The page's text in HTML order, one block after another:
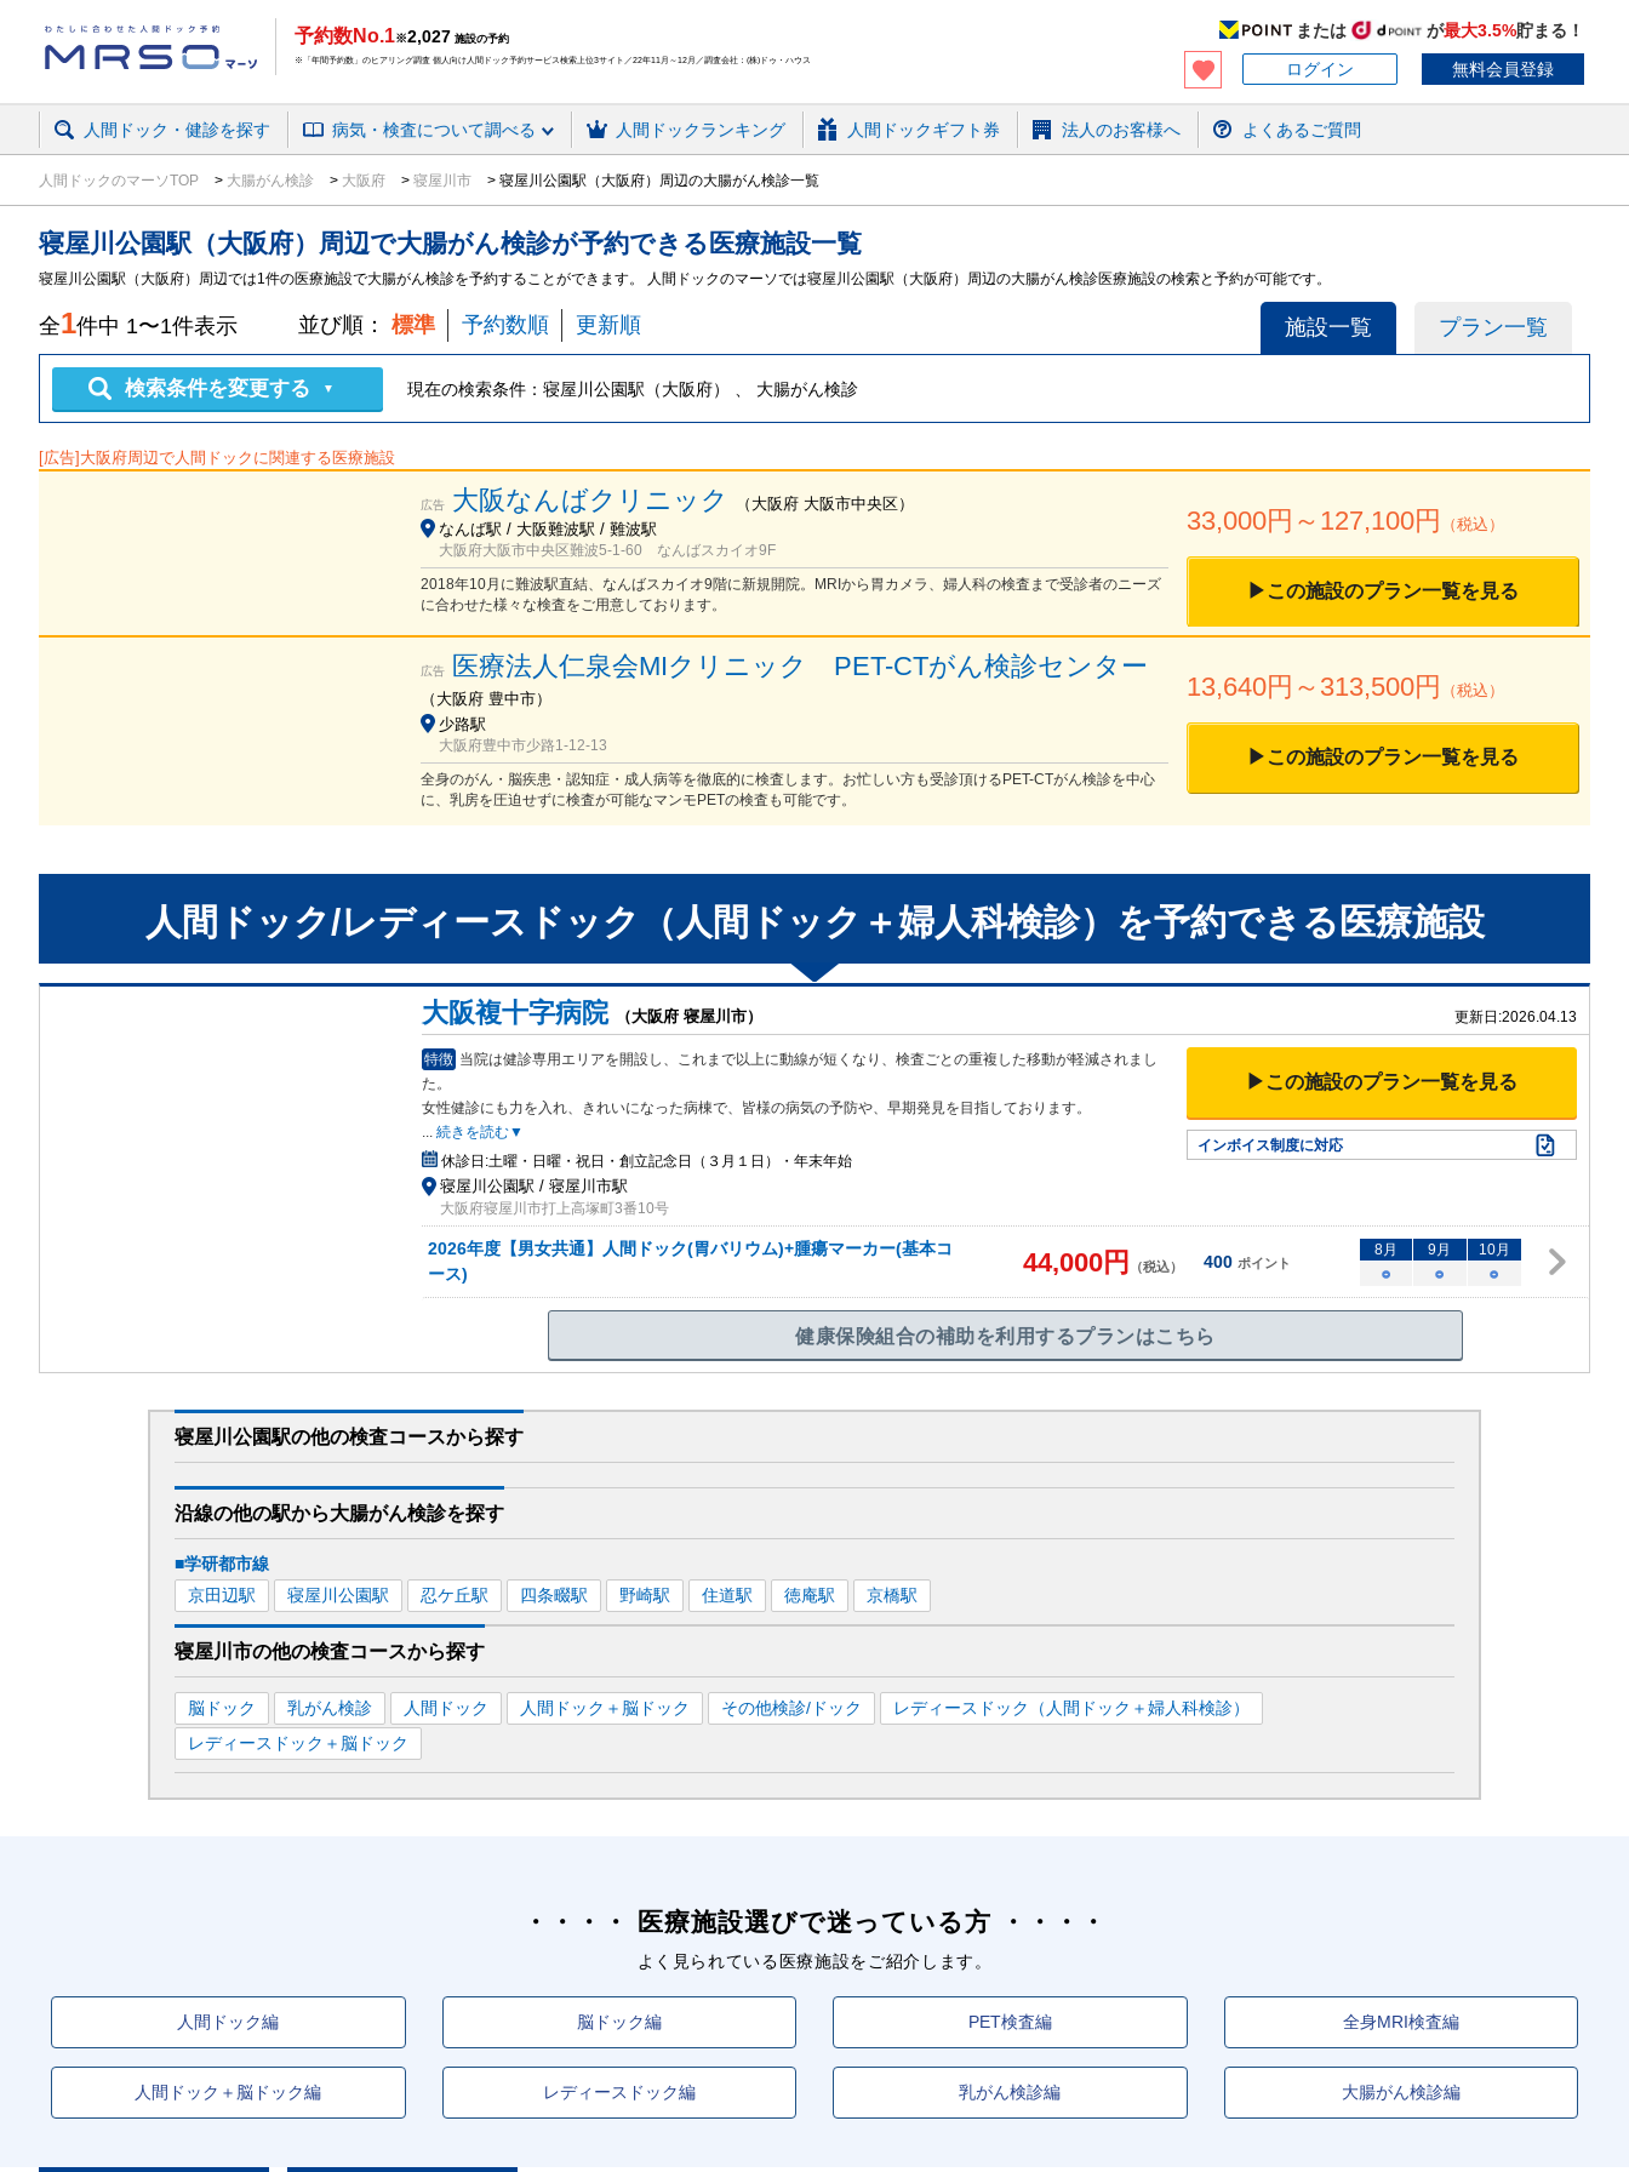
予約数No.1※2,027 施設の予約
※「年間予約数」のヒアリング調査 個人向け人間ドック予約サービス検索上位3サイト／22年11月～12月／調査会社：(株)ドゥ・ハウス
または が最大3.5%貯まる！
ログイン
無料会員登録
人間ドック・健診を探す 病気・検査について調べる 人間ドックランキング 人間ドックギフト券 法人のお客様へ よくあるご質問
人間ドックのマーソTOP 大腸がん検診 大阪府 寝屋川市 寝屋川公園駅（大阪府）周辺の大腸がん検診一覧
寝屋川公園駅（大阪府）周辺で大腸がん検診が予約できる 医療施設一覧
寝屋川公園駅（大阪府）周辺では1件の医療施設で大腸がん検診を予約することができます。 人間ドックのマーソでは寝屋川公園駅（大阪府）周辺の大腸がん検診医療施設の検索と予約が可能です。
施設一覧 プラン一覧
全1件中 1〜1件表示 並び順： 標準 予約数順 更新順
検索条件を変更する ▼ 現在の検索条件： 寝屋川公園駅（大阪府） 、 大腸がん検診
[広告] 大阪府周辺で人間ドックに関連する医療施設
広告 大阪なんばクリニック （ 大阪府 大阪市中央区）
なんば駅 / 大阪難波駅 / 難波駅
大阪府大阪市中央区難波5-1-60 なんばスカイオ9F
2018年10月に難波駅直結、なんばスカイオ9階に新規開院。MRIから胃カメラ、婦人科の検査まで受診者のニーズ
に合わせた様々な検査をご用意しております。
33,000円～ 127,100円 （税込）
▶この施設のプラン一覧を見る
広告 医療法人仁泉会MIクリニック PET-CTがん検診センター
（ 大阪府 豊中市）
少路駅
大阪府豊中市少路1-12-13
全身のがん・脳疾患・認知症・成人病等を徹底的に検査します。お忙しい方も受診頂けるPET-CTがん検診を中心
に、乳房を圧迫せずに検査が可能なマンモPETの検査も可能です。
13,640円～ 313,500円 （税込）
▶この施設のプラン一覧を見る
人間ドック/レディースドック（人間ドック＋婦人科検診） を予約できる 医療施設
大阪複十字病院 （大阪府 寝屋川市） 更新日:2026.04.13
特徴 当院は健診専用エリアを開設し、これまで以上に動線が短くなり、検査ごとの重複した移動が軽減されまし
た。
女性健診にも力を入れ、きれいになった病棟で、皆様の病気の予防や、早期発見を目指しております。
... 続きを読む▼
休診日:土曜・日曜・祝日・創立記念日（３月１日）・年末年始
寝屋川公園駅 / 寝屋川市駅
大阪府寝屋川市打上高塚町3番10号
▶この施設のプラン一覧を見る
インボイス制度に対応
2026年度【男女共通】人間ドック(胃バリウム)+腫瘍マーカー(基本コ
ース)
44,000円 （税込） 400 ポイント
8月 9月 10月
○
○ ○
健康保険組合の補助を利用するプランはこちら
寝屋川公園駅の他の検査コースから探す
沿線の他の駅から大腸がん検診を探す
■学研都市線
京田辺駅 寝屋川公園駅 忍ケ丘駅 四条畷駅 野崎駅 住道駅 徳庵駅 京橋駅
寝屋川市の他の検査コースから探す
脳ドック 乳がん検診 人間ドック 人間ドック＋脳ドック その他検診/ドック
レディースドック（人間ドック＋婦人科検診）
レディースドック＋脳ドック
医療施設選びで迷っている方
よく見られている医療施設をご紹介します。
人間ドック編 脳ドック編 PET検査編 全身MRI検査編
人間ドック＋脳ドック編 レディースドック編 乳がん検診編 大腸がん検診編